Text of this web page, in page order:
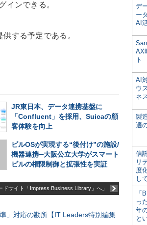
インできる。
する予定である。
JR東日本、データ連携基盤に
「Confluent」を採用、Suicaの顧
客体験を向上
ビルOSが実現する“後付け”の施設/
機器連携─大阪公立大学がスマート
ビルの権限制御と拡張性を実証
ドサイト「Impress Business Library」へ」
」対応の勘所【IT Leaders特別編集
デ
ー
AI
AX
ト
AI
ウ
ネ
製
適
信
リ
度
し
「
っ
年
と